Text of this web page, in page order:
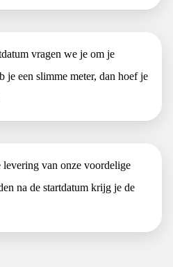
vragen we je om je
je een slimme meter, dan hoef je
levering van onze voordelige
na de startdatum krijg je de